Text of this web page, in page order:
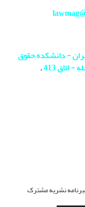
- دانشکده حقوق
.
نشریه مشترک